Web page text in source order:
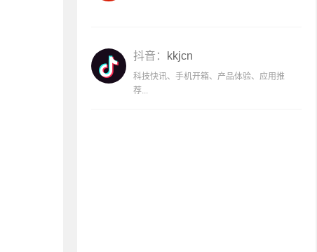
抖音： kkjcn
科技快讯、手机开箱、产品体验、应用推
荐...